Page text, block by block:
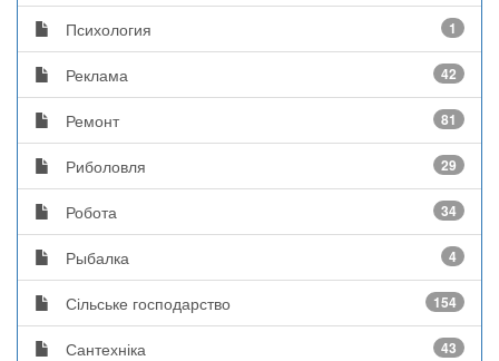
Психология 1
Реклама 42
Ремонт 81
Риболовля 29
Робота 34
Рыбалка 4
Сільське господарство 154
Сантехніка 43